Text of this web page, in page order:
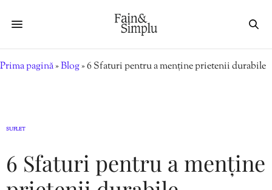
Prima pagină»Blog»6 Sfaturi pentru a menține prietenii durabile
SUFLET
6 Sfaturi pentru a menține